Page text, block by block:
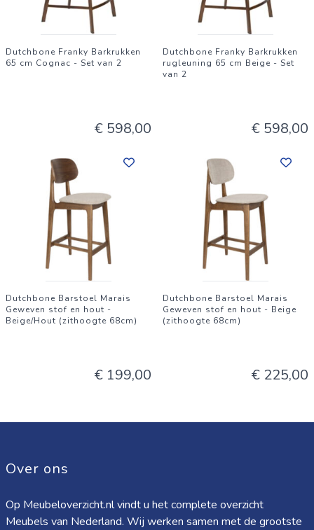
Dutchbone Franky Barkrukken
65 cm Cognac - Set van 2
€ 598,00
Dutchbone Franky Barkrukken
rugleuning 65 cm Beige - Set
van 2
€ 598,00
Dutchbone Barstoel Marais
Geweven stof en hout -
Beige/Hout (zithoogte 68cm)
€ 199,00
Dutchbone Barstoel Marais
Geweven stof en hout - Beige
(zithoogte 68cm)
€ 225,00
Over ons
Op Meubeloverzicht.nl vindt u het complete overzicht
Meubels van Nederland. Wij werken samen met de grootste